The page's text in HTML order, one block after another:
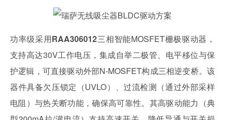
功率级采用RAA306012三相智能MOSFET栅极驱动器，
支持高达30V工作电压，集成自举二极管、电平移位与保
护逻辑，可直接驱动外部N-MOSFET构成三相逆变桥。该
器件具备欠压锁定（UVLO）、过流检测（通过外部采样
电阻）与热关断功能，确保高可靠性。其高驱动能力（典